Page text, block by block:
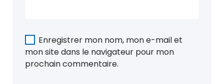
Enregistrer mon nom, mon e-mail et
mon site dans le navigateur pour mon
prochain commentaire.